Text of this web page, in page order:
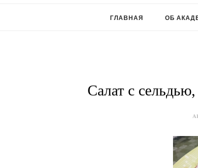
ГЛАВНАЯ ОБ
Салат с